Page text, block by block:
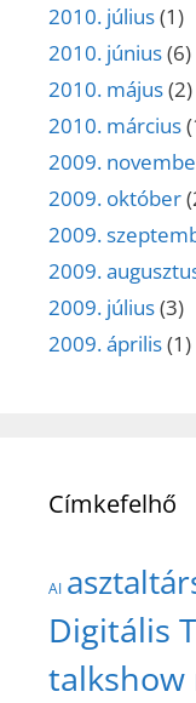
2010. július(1)
2010. június(6)
2010. május(2)
2010. március
2009.
2009. október
2009.
2009.
2009. július(3)
2009. április(1)
Címkefelhő
AI
Digitális